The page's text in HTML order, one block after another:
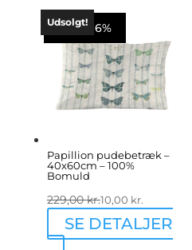
Udsolgt!
Spar 96%
Papillion pudebetræk –
40x60cm – 100%
Bomuld
229,00kr.10,00 kr.
SE DETALJER